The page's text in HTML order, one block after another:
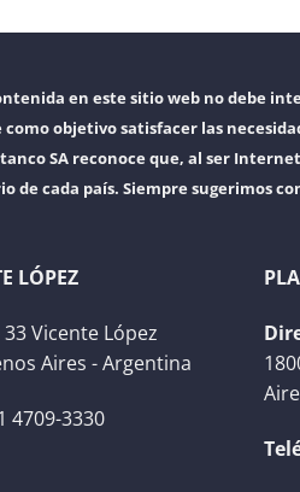
en este sitio web no debe
objetivo satisfacer las
SA reconoce que, al ser
de cada país. Siempre sugerimos
LÓPEZ
33 Vicente López
Aires - Argentina
4709-3330